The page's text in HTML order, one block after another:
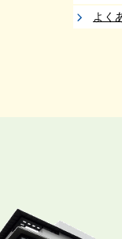
よく